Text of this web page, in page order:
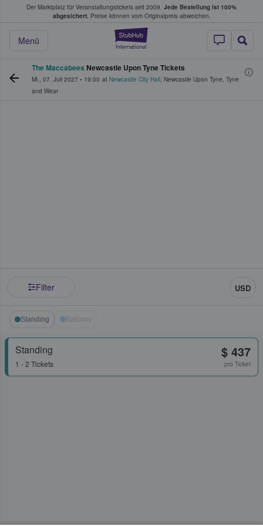
Der Marktplatz für Veranstaltungstickets seit 2009. Jede Bestellung ist 100%
abgesichert. Preise können vom Originalpreis abweichen.
StubHub - Wo
Menü
Tickets kaufen & verkaufen
The Maccabees Newcastle Upon Tyne Tickets
Mi., 07. Juli 2027 • 19:00 at Newcastle City Hall, Newcastle Upon Tyne, Tyne
and Wear
Filter USD
Standing Balcony
Standing
1 - 2 Tickets
$ 437
pro Ticket